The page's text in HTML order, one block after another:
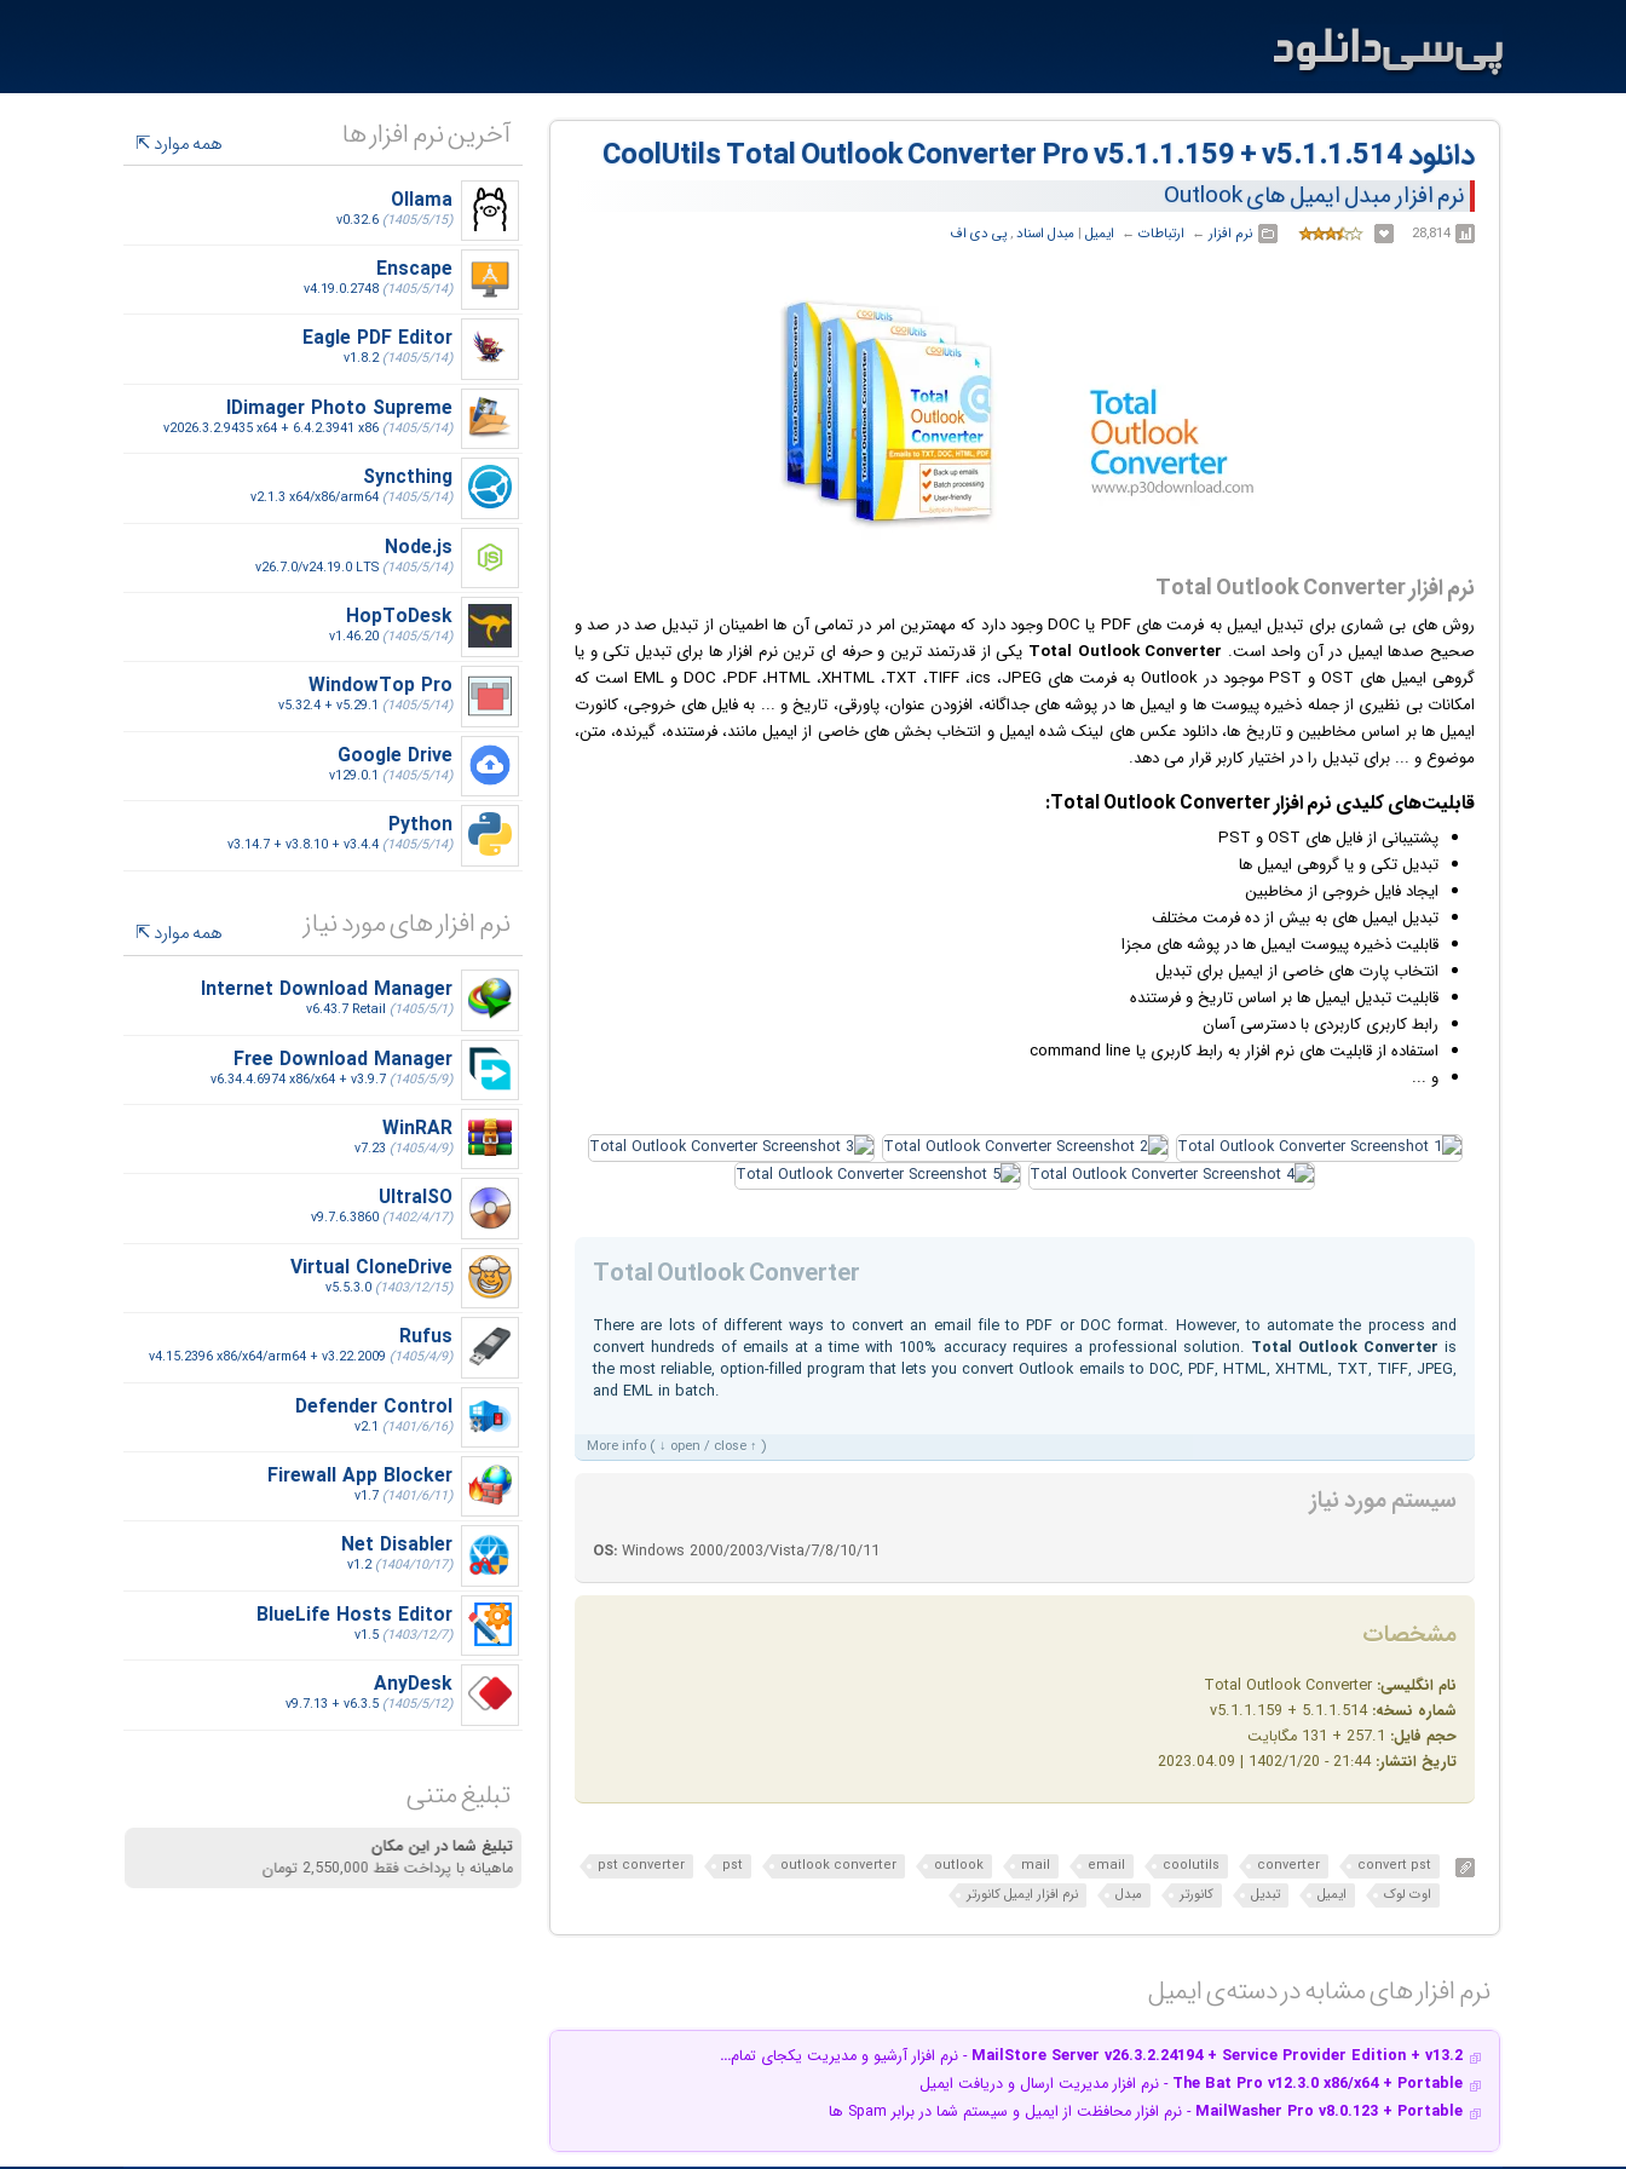
دانلود CoolUtils Total Outlook Converter Pro v5.1.1.159 + v5.1.1.514
نرم افزار مبدل ایمیل های Outlook
28,814 نرم افزار ← ‏ ارتباطات ← ‏ ایمیل ‏| مبدل اسناد,پی دی اف
نرم افزار Total Outlook Converter
روش های بی شماری برای تبدیل ایمیل
به فرمت های PDF یا DOC وجود دارد که مهمترین امر در تمامی آن ها اطمینان از تبدیل صد در صد و
صحیح صدها ایمیل در آن واحد است. Total Outlook Converter یکی از قدرتمند ترین و حرفه ای تریننرم افزار ها برای تبدیل تکی و یا
گروهی ایمیل های OST و PST موجود در Outlook به فرمت های DOC ،PDF ،HTML ،XHTML ،TXT ،TIFF ،ics ،JPEG و EML است که
امکانات بی نظیری از جمله ذخیره پیوست ها و ایمیل ها در پوشه های جداگانه، افزودن عنوان، پاورقی، تاریخ و ... به فایل های خروجی، کانورت
ایمیل ها بر اساس مخاطبین و تاریخ ها، دانلود عکسهای لینک شده ایمیل و انتخاب بخش های خاصی از ایمیل مانند، فرستنده، گیرنده، متن،
موضوع و ... برای تبدیل را در اختیار کاربر قرار می دهد.
قابلیت‌های کلیدی نرم افزار
پشتیبانی از فایل های OST و PST
تبدیل تکی و یا گروهی ایمیلها
ایجاد فایل خروجی از مخاطبین
تبدیل ایمیل های به بیش از ده فرمت مختلف
قابلیت ذخیره پیوست ایمیل ها در پوشه های مجزا
انتخاب پارت های خاصی از ایمیل برای تبدیل
قابلیت تبدیل ایمیل ها بر اساس تاریخ و فرستنده
رابط کاربری کاربردی با دسترسی آسان
استفاده از قابلیت های نرم افزار به رابط کاربری یا command line
و ...
Total Outlook Converter
There are lots of different ways to convert an email file to PDF or DOC format. However, to automate the process and
convert hundreds of emails at a time with 100% accuracy requires a professional solution. Total Outlook Converter is
the most reliable, option-filled program that lets you convert Outlook emails to DOC, PDF, HTML, XHTML, TXT, TIFF, JPEG,
and EML in batch.
More info ( ↓ open / close ↑ )
سیستم مورد نیاز
OS: Windows 2000/2003/Vista/7/8/10/11
مشخصات
نام انگلیسی:
شماره نسخه: v5.1.1.159 + 5.1.1.514
حجم فایل:
تاریخ انتشار: 21:44 - 1402/1/20 | 2023.04.09
convert pst
converter
coolutils
email
mail
outlook
outlook converter
pst
pst converter
اوت لوک
ایمیل تبدیل کانورتر مبدل نرم افزار ایمیل کانورتر
نرم افزار های مشابه در دسته‌ی‌ ایمیل‎
MailStore Server v26.3.2.24194 + Service Provider Edition + v13.2 - نرم افزار آرشیو و مدیریت یکجای تمام…
The Bat Pro v12.3.0 x86/x64 + Portable - نرم افزار مدیریت ارسال و دریافت ایمیل
MailWasher Pro v8.0.123 + Portable - نرم افزار محافظت از ایمیل و سیستم شما در برابر Spam ها
آخرین نرم افزار ها
همه موارد
Ollama
v0.32.6 (1405/5/15)
Enscape
v4.19.0.2748 (1405/5/14)
Eagle PDF Editor
v1.8.2(1405/5/14)
IDimager Photo Supreme
v2026.3.2.9435 x64 + 6.4.2.3941 x86 (1405/5/14)
Syncthing
v2.1.3 x64/x86/arm64 (1405/5/14)
Node.js
v26.7.0/v24.19.0 LTS (1405/5/14)
HopToDesk
v1.46.20 (1405/5/14)
WindowTop Pro
v5.32.4 + v5.29.1 (1405/5/14)
Google Drive
v129.0.1 (1405/5/14)
Python
v3.14.7 + v3.8.10 + v3.4.4 (1405/5/14)
نرم افزار های مورد نیاز
همه موارد
Internet Download Manager
v6.43.7 Retail (1405/5/1)
Free Download Manager
v6.34.4.6974 x86/x64 + v3.9.7 (1405/5/9)
WinRAR
v7.23 (1405/4/9)
UltraISO
v9.7.6.3860 (1402/4/17)
Virtual CloneDrive
v5.5.3.0 (1403/12/15)
Rufus
v4.15.2396 x86/x64/arm64 + v3.22.2009 (1405/4/9)
Defender Control
v2.1 (1401/6/16)
Firewall App Blocker
v1.7 (1401/6/11)
Net Disabler
v1.2(1404/10/17)
BlueLife Hosts Editor
v1.5 (1403/12/7)
AnyDesk
v9.7.13 + v6.3.5 (1405/5/12)
تبلیغ متنی
تبلیغ شما در این مکان
ماهیانه با پرداخت فقط 2,550,000 تومان